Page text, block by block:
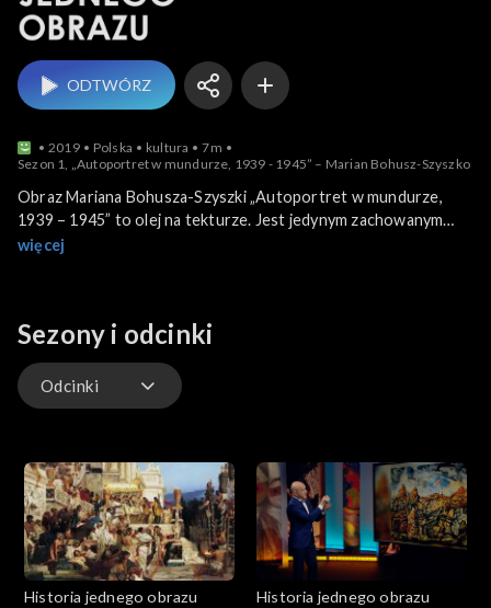
ODTWÓRZ
2019 Polska kultura
7m
Sezon 1, „Autoportret w mundurze, 1939 - 1945” – Marian Bohusz-Szyszko
Obraz Mariana Bohusza-Szyszki „Autoportret w mundurze,
1939 – 1945” to olej na tekturze. Jest jedynym zachowanym
obrazem artysty, pochodzącym z tzw. okresu obozowego
tzw. Rzymską Szkołę Malarstwa. Pozostał na emigracji. O
twórczości Mariana Bohusza - Szyszki, który był także
pedagogiem, publicystą i krytykiem sztuki, rozmawiają prof. Jan
Wiktor Sienkiewicz i dr Andrzej Smoliński.
więcej
Sezony i odcinki
Odcinki
Historia jednego obrazu
Historia jednego obrazu